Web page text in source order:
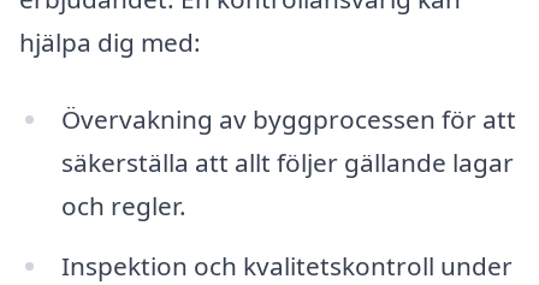
hjälpa dig med:
Övervakning av byggprocessen för att
säkerställa att allt följer gällande lagar
och regler.
Inspektion och kvalitetskontroll under